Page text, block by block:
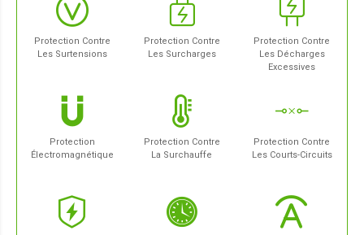
Protection Contre
Les Surtensions
Protection Contre
Les Surcharges
Protection Contre
Les Décharges
Excessives
Protection
Électromagnétique
Protection Contre
La Surchauffe
Protection Contre
Les Courts-Circuits